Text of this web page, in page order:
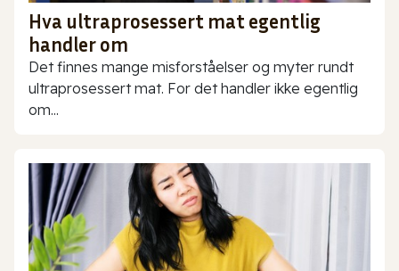
Hva ultraprosessert mat egentlig
handler om
Det finnes mange misforståelser og myter rundt
ultraprosessert mat. For det handler ikke egentlig
om...